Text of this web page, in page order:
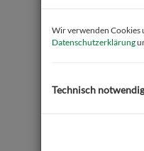
Wir verwenden Cookies
Datenschutzerklärung
Technisch